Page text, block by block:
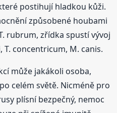
postihují hladkou kůži.
způsobené houbami
rubrum, zřídka spustí vývoj
concentricum, M. canis.
může jakákoli osoba,
celém světě. Nicméně pro
plísní bezpečný, nemoc